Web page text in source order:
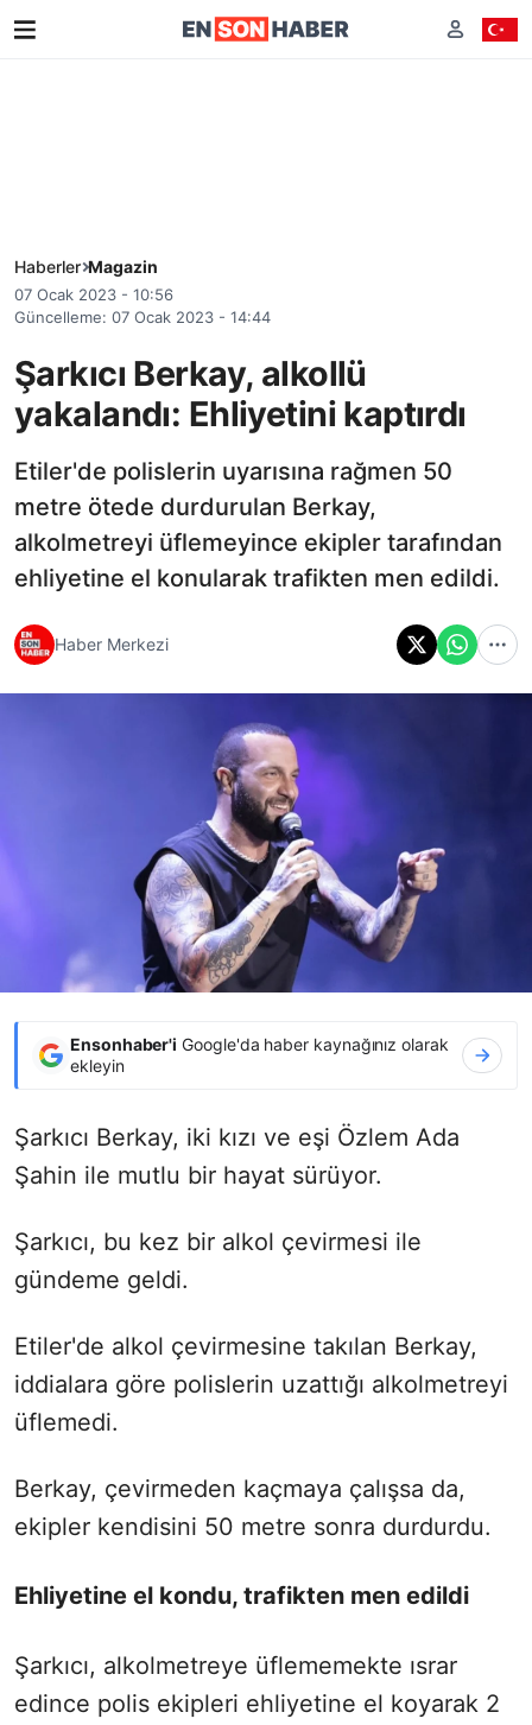
Haberler Magazin
07 Ocak 2023 - 10:56
Güncelleme: 07 Ocak 2023 - 14:44
Şarkıcı Berkay, alkollü
yakalandı: Ehliyetini kaptırdı
Etiler'de polislerin uyarısına rağmen 50
metre ötede durdurulan Berkay,
alkolmetreyi üflemeyince ekipler tarafından
ehliyetine el konularak trafikten men edildi.
Haber Merkezi
Ensonhaber'i Google'da haber kaynağınız olarak
ekleyin
Şarkıcı Berkay, iki kızı ve eşi Özlem Ada
Şahin ile mutlu bir hayat sürüyor.
Şarkıcı, bu kez bir alkol çevirmesi ile
gündeme geldi.
Etiler'de alkol çevirmesine takılan Berkay,
iddialara göre polislerin uzattığı alkolmetreyi
üflemedi.
Berkay, çevirmeden kaçmaya çalışsa da,
ekipler kendisini 50 metre sonra durdurdu.
Ehliyetine el kondu, trafikten men edildi
Şarkıcı, alkolmetreye üflememekte ısrar
edince polis ekipleri ehliyetine el koyarak 2